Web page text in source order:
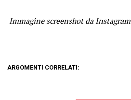
Immagine screenshot da Instagram
ARGOMENTI CORRELATI: